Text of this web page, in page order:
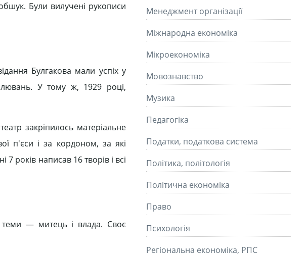
Були вилучені рукописи
Булгакова мали успіх у
У тому ж, 1929 році,
закріпилось матеріальне
п'єси і за кордоном, за які
років написав 16 творів і всі
теми — митець і влада. Своє
Менеджмент організації
Міжнародна економіка
Мікроекономіка
Мовознавство
Музика
Педагогіка
Податки, податкова система
Політика, політологія
Політична економіка
Право
Психологія
Регіональна економіка, РПС